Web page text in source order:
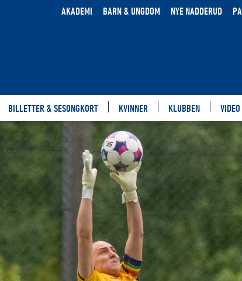
AKADEMI BARN & UNGDOM NYE NADDERUD
BILLETTER & SESONGKORT KVINNER KLUBBEN VIDEO